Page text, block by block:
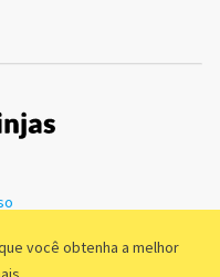
você obtenha a melhor